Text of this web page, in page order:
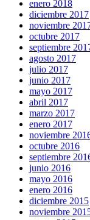
enero 2018
diciembre 2017
noviembre
octubre 2017
septiembre
agosto 2017
julio 2017
junio 2017
mayo 2017
abril 2017
marzo 2017
enero 2017
noviembre
octubre 2016
septiembre
junio 2016
mayo 2016
enero 2016
diciembre 2015
noviembre